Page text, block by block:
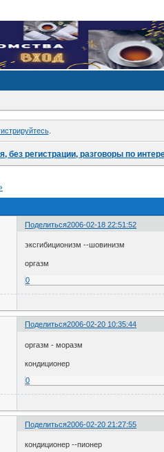
.
без регистрации, разговоры по
Поделиться2006-02-18 22:51:52
эксгибиционизм --шовинизм
оргазм
0
Поделиться2006-02-20 10:35:44
оргазм - моразм
кондиционер
0
Поделиться2006-02-20 21:27:55
кондиционер --пионер